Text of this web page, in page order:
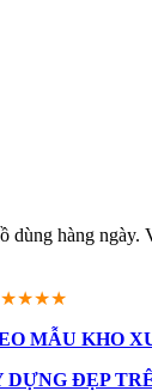
hàng
MẪU KHO
ĐẸP